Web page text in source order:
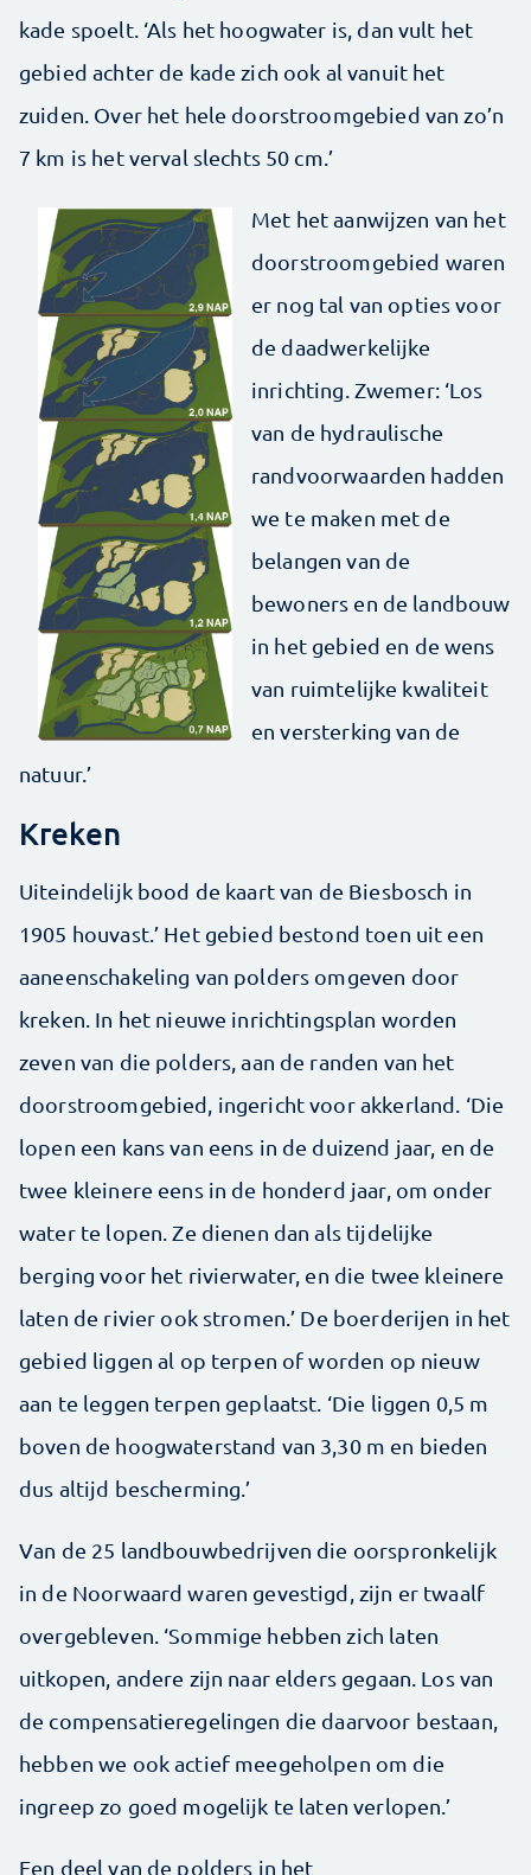
kade spoelt. ‘Als het hoogwater is, dan vult het
gebied achter de kade zich ook al vanuit het
zuiden. Over het hele doorstroomgebied van zo’n
7 km is het verval slechts 50 cm.’
Met het aanwijzen van het
doorstroomgebied waren
er nog tal van opties voor
de daadwerkelijke
inrichting. Zwemer: ‘Los
van de hydraulische
randvoorwaarden hadden
we te maken met de
belangen van de
bewoners en de landbouw
in het gebied en de wens
van ruimtelijke kwaliteit
en versterking van de
natuur.’
Kreken
Uiteindelijk bood de kaart van de Biesbosch in
1905 houvast.’ Het gebied bestond toen uit een
aaneenschakeling van polders omgeven door
kreken. In het nieuwe inrichtingsplan worden
zeven van die polders, aan de randen van het
doorstroomgebied, ingericht voor akkerland. ‘Die
lopen een kans van eens in de duizend jaar, en de
twee kleinere eens in de honderd jaar, om onder
water te lopen. Ze dienen dan als tijdelijke
berging voor het rivierwater, en die twee kleinere
laten de rivier ook stromen.’ De boerderijen in het
gebied liggen al op terpen of worden op nieuw
aan te leggen terpen geplaatst. ‘Die liggen 0,5 m
boven de hoogwaterstand van 3,30 m en bieden
dus altijd bescherming.’
Van de 25 landbouwbedrijven die oorspronkelijk
in de Noorwaard waren gevestigd, zijn er twaalf
overgebleven. ‘Sommige hebben zich laten
uitkopen, andere zijn naar elders gegaan. Los van
de compensatieregelingen die daarvoor bestaan,
hebben we ook actief meegeholpen om die
ingreep zo goed mogelijk te laten verlopen.’
Een deel van de polders in het